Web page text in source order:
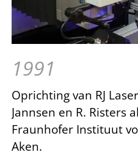
1991
Oprichting van RJ
Jannsen en R. Risters
Fraunhofer Instituut
Aken.